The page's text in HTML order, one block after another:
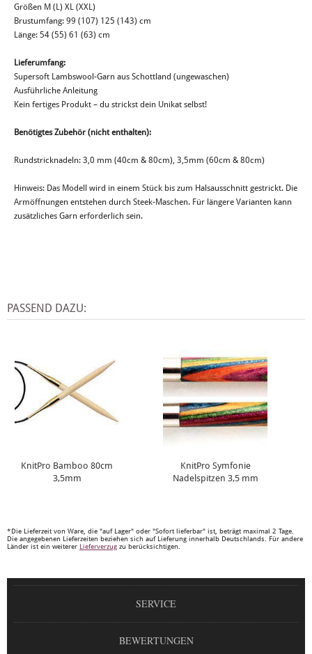
Größen M (L) XL (XXL)
Brustumfang: 99 (107) 125 (143) cm
Länge: 54 (55) 61 (63) cm
Lieferumfang:
Supersoft Lambswool-Garn aus Schottland (ungewaschen)
Ausführliche Anleitung
Kein fertiges Produkt – du strickst dein Unikat selbst!
Benötigtes Zubehör (nicht enthalten):
Rundstricknadeln: 3,0 mm (40cm & 80cm), 3,5mm (60cm & 80cm)
Hinweis: Das Modell wird in einem Stück bis zum Halsausschnitt gestrickt. Die
Armöffnungen entstehen durch Steek-Maschen. Für längere Varianten kann
zusätzliches Garn erforderlich sein.
PASSEND DAZU:
KnitPro Bamboo 80cm
3,5mm
KnitPro Symfonie
Nadelspitzen 3,5 mm
*Die Lieferzeit von Ware, die "auf Lager" oder "Sofort lieferbar" ist, beträgt maximal 2 Tage.
Die angegebenen Lieferzeiten beziehen sich auf Lieferung innerhalb Deutschlands. Für andere
Länder ist ein weiterer Lieferverzug zu berücksichtigen.
SERVICE
BEWERTUNGEN